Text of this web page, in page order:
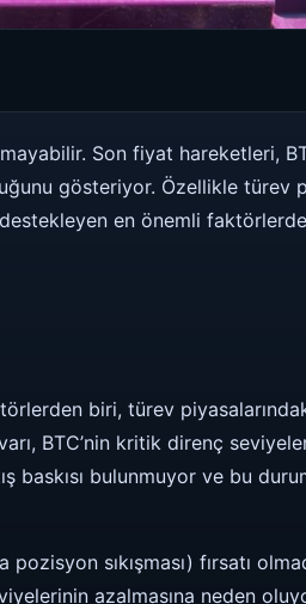
Son fiyat hareketleri,
gösteriyor. Özellikle türev
en önemli
biri, türev
BTC’nin kritik direnç
baskısı bulunmuyor ve bu
sıkışması) fırsatı
azalmasına neden